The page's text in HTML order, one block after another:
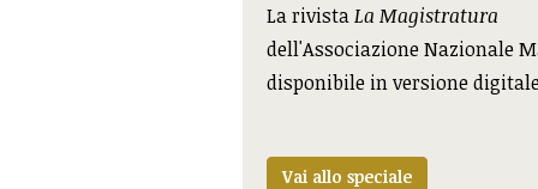
La rivistaLa Magistratura
dell'Associazione Nazionale
disponibile in versione
Vai allo speciale